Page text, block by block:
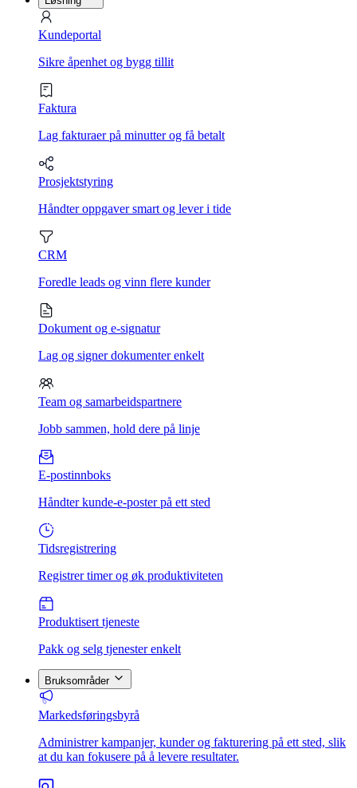
Kundeportal
Sikre åpenhet og bygg tillit
Faktura
Lag fakturaer på minutter og få betalt
Prosjektstyring
Håndter oppgaver smart og lever i tide
CRM
Foredle leads og vinn flere kunder
Dokument og e-signatur
Lag og signer dokumenter enkelt
Team og samarbeidspartnere
Jobb sammen, hold dere på linje
E-postinnboks
Håndter kunde-e-poster på ett sted
Tidsregistrering
Registrer timer og øk produktiviteten
Produktisert tjeneste
Pakk og selg tjenester enkelt
Bruksområder
Markedsføringsbyrå
Administrer kampanjer, kunder og fakturering på ett sted, slik
at du kan fokusere på å levere resultater.